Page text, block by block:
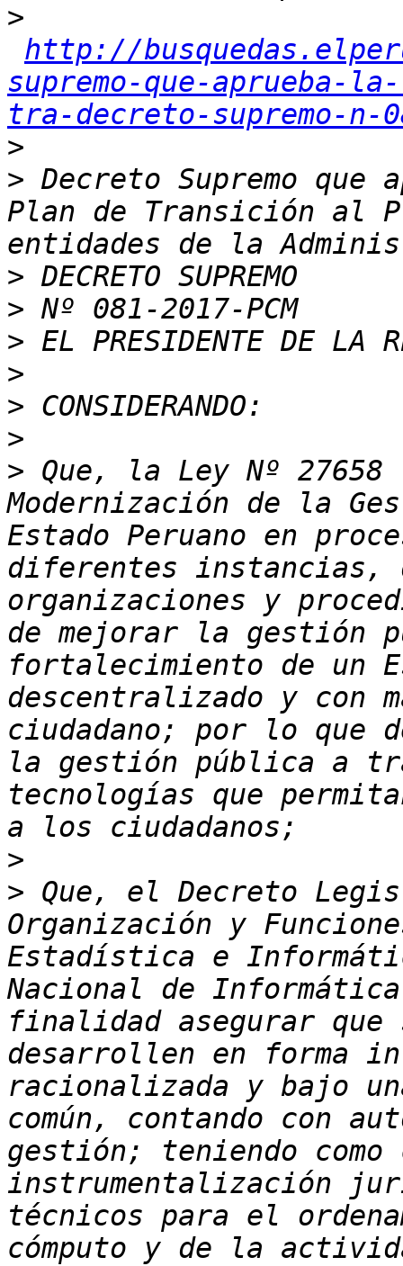
>
http://
supremo-que-aprueba-
tra-decreto-supremo-n-
>
> Decreto Supremo
Plan de Transición al
>
>
>
>
>
>
> Que, la Ley Nº 27658
Modernización de la
Estado Peruano en
diferentes instancias,
organizaciones y
de mejorar la gestión
fortalecimiento de un
descentralizado y con
ciudadano; por lo que
la gestión pública a
tecnologías que
>
> Que, el Decreto
Organización y
Estadística e
Nacional de
finalidad asegurar que
desarrollen en forma
racionalizada y bajo
común, contando con
gestión; teniendo como
instrumentalización
técnicos para el
cómputo y de la